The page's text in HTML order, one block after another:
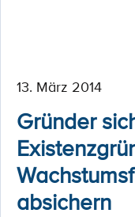
13. März 2014
Gründer
absichern